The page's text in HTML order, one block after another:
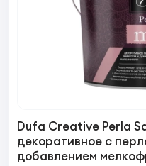
Dufa Creative Perla
декоративное с
добавлением